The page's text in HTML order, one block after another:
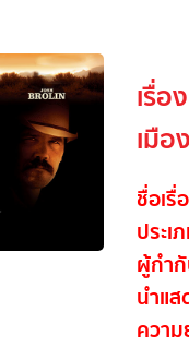
เรื่
เมือ
ชื่อเรื่
ประเ
ผู้กำ
นำแส
ความ